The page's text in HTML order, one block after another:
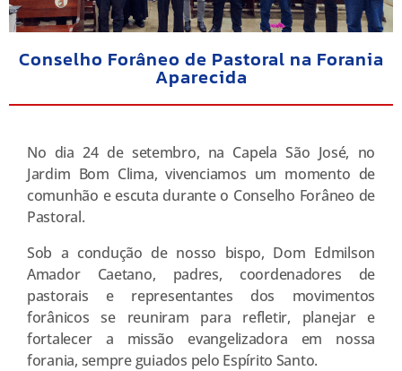
Conselho Forâneo de Pastoral na Forania
Aparecida
No dia 24 de setembro, na Capela São José, no
Jardim Bom Clima, vivenciamos um momento de
comunhão e escuta durante o Conselho Forâneo de
Pastoral.
Sob a condução de nosso bispo, Dom Edmilson
Amador Caetano, padres, coordenadores de
pastorais e representantes dos movimentos
forânicos se reuniram para refletir, planejar e
fortalecer a missão evangelizadora em nossa
forania, sempre guiados pelo Espírito Santo.